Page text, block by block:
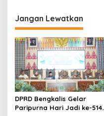
R
a
w
a
n
K
e
a
a
s
i
p
o
s
Jangan Lewatkan
DPRD Bengkalis Gelar
Paripurna Hari Jadi ke-514